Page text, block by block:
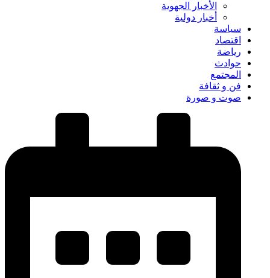
الأخبار الجهوية
أخبار دولية
سياسة
اقتصاد
رياضة
حوادث
المجتمع
فن و ثقافة
صوت و صورة